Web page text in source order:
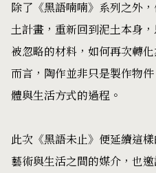
除了《黑語喃喃》系列之外
土計畫，重新回到泥土本身
被忽略的材料，如何再次轉
而言，陶作並非只是製作物
體與生活方式的過程。
此次《黑語未止》便延續這
藝術與生活之間的媒介，也